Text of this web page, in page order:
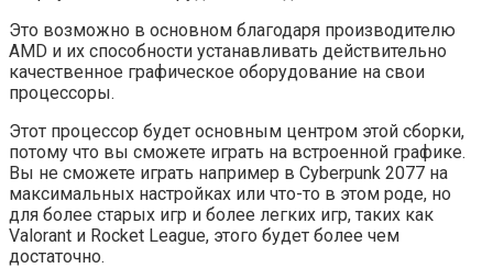
Это возможно в основном благодаря производителю
AMD и их способности устанавливать действительно
качественное графическое оборудование на свои
процессоры.
Этот процессор будет основным центром этой сборки,
потому что вы сможете играть на встроенной графике.
Вы не сможете играть например в Cyberpunk 2077 на
максимальных настройках или что-то в этом роде, но
для более старых игр и более легких игр, таких как
Valorant и Rocket League, этого будет более чем
достаточно.